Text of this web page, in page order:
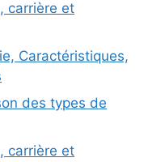
carrière et
Caractéristiques,
des types de
carrière et